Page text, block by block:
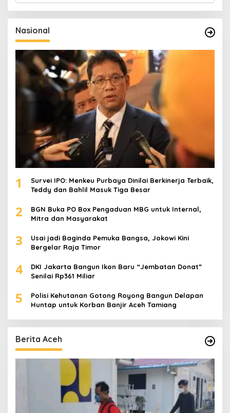
i
u
n
t
k
:
Nasional
1
Survei IPO: Menkeu Purbaya Dinilai Berkinerja Terbaik,
Teddy dan Bahlil Masuk Tiga Besar
2
BGN Buka PO Box Pengaduan MBG untuk Internal,
Mitra dan Masyarakat
3
Usai jadi Baginda Pemuka Bangsa, Jokowi Kini
Bergelar Raja Timor
4
DKI Jakarta Bangun Ikon Baru “Jembatan Donat”
Senilai Rp361 Miliar
5
Polisi Kehutanan Gotong Royong Bangun Delapan
Huntap untuk Korban Banjir Aceh Tamiang
Berita Aceh